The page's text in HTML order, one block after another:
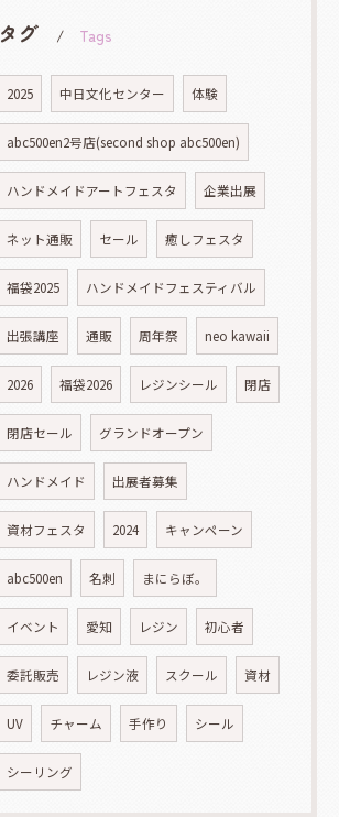
タグ Tags
2025 中日文化センター 体験
abc500en2号店(second shop abc500en)
ハンドメイドアートフェスタ 企業出展
ネット通販 セール 癒しフェスタ
福袋2025 ハンドメイドフェスティバル
出張講座 通販 周年祭 neo kawaii
2026 福袋2026 レジンシール 閉店
閉店セール グランドオープン
ハンドメイド 出展者募集
資材フェスタ 2024 キャンペーン
abc500en 名刺 まにらぼ。
イベント 愛知 レジン 初心者
委託販売 レジン液 スクール 資材
UV チャーム 手作り シール
シーリング